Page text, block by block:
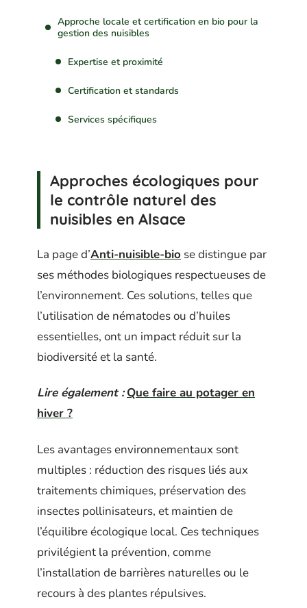
Approche locale et certification en bio pour la
gestion des nuisibles
Expertise et proximité
Certification et standards
Services spécifiques
Approches écologiques pour
le contrôle naturel des
nuisibles en Alsace
La page d’Anti-nuisible-bio se distingue par
ses méthodes biologiques respectueuses de
l’environnement. Ces solutions, telles que
l’utilisation de nématodes ou d’huiles
essentielles, ont un impact réduit sur la
biodiversité et la santé.
Lire également : Que faire au potager en
hiver ?
Les avantages environnementaux sont
multiples : réduction des risques liés aux
traitements chimiques, préservation des
insectes pollinisateurs, et maintien de
l’équilibre écologique local. Ces techniques
privilégient la prévention, comme
l’installation de barrières naturelles ou le
recours à des plantes répulsives.